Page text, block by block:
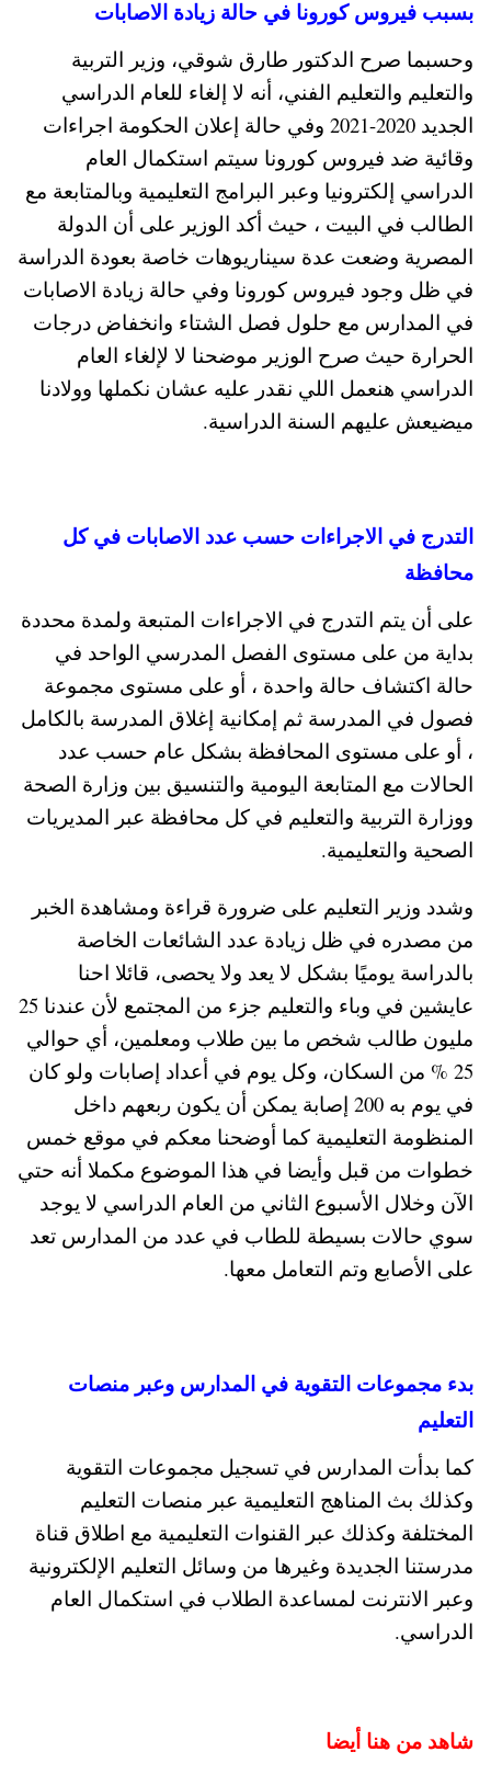
بسبب فيروس كورونا في حالة زيادة الاصابات
وحسبما صرح الدكتور طارق شوقي، وزير التربية
والتعليم والتعليم الفني، أنه لا إلغاء للعام الدراسي
الجديد 2020-2021 وفي حالة إعلان الحكومة اجراءات
وقائية ضد فيروس كورونا سيتم استكمال العام
الدراسي إلكترونيا وعبر البرامج التعليمية وبالمتابعة مع
الطالب في البيت ، حيث أكد الوزير على أن الدولة
المصرية وضعت عدة سيناريوهات خاصة بعودة الدراسة
في ظل وجود فيروس كورونا وفي حالة زيادة الاصابات
في المدارس مع حلول فصل الشتاء وانخفاض درجات
الحرارة حيث صرح الوزير موضحنا لا لإلغاء العام
الدراسي هنعمل اللي نقدر عليه عشان نكملها وولادنا
ميضيعش عليهم السنة الدراسية.
التدرج في الاجراءات حسب عدد الاصابات في كل
محافظة
على أن يتم التدرج في الاجراءات المتبعة ولمدة محددة
بداية من على مستوى الفصل المدرسي الواحد في
حالة اكتشاف حالة واحدة ، أو على مستوى مجموعة
فصول في المدرسة ثم إمكانية إغلاق المدرسة بالكامل
، أو على مستوى المحافظة بشكل عام حسب عدد
الحالات مع المتابعة اليومية والتنسيق بين وزارة الصحة
ووزارة التربية والتعليم في كل محافظة عبر المديريات
الصحية والتعليمية.
وشدد وزير التعليم على ضرورة قراءة ومشاهدة الخبر
من مصدره في ظل زيادة عدد الشائعات الخاصة
بالدراسة يوميًا بشكل لا يعد ولا يحصى، قائلا احنا
عايشين في وباء والتعليم جزء من المجتمع لأن عندنا 25
مليون طالب شخص ما بين طلاب ومعلمين، أي حوالي
25 % من السكان، وكل يوم في أعداد إصابات ولو كان
في يوم به 200 إصابة يمكن أن يكون ربعهم داخل
المنظومة التعليمية كما أوضحنا معكم في موقع خمس
خطوات من قبل وأيضا في هذا الموضوع مكملا أنه حتي
الآن وخلال الأسبوع الثاني من العام الدراسي لا يوجد
سوي حالات بسيطة للطاب في عدد من المدارس تعد
على الأصابع وتم التعامل معها.
بدء مجموعات التقوية في المدارس وعبر منصات
التعليم
كما بدأت المدارس في تسجيل مجموعات التقوية
وكذلك بث المناهج التعليمية عبر منصات التعليم
المختلفة وكذلك عبر القنوات التعليمية مع اطلاق قناة
مدرستنا الجديدة وغيرها من وسائل التعليم الإلكترونية
وعبر الانترنت لمساعدة الطلاب في استكمال العام
الدراسي.
شاهد من هنا أيضا